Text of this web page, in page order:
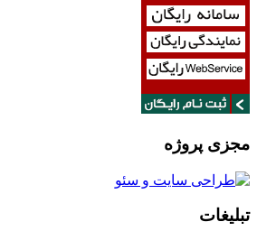
مجزی پروژه
تبلیغات